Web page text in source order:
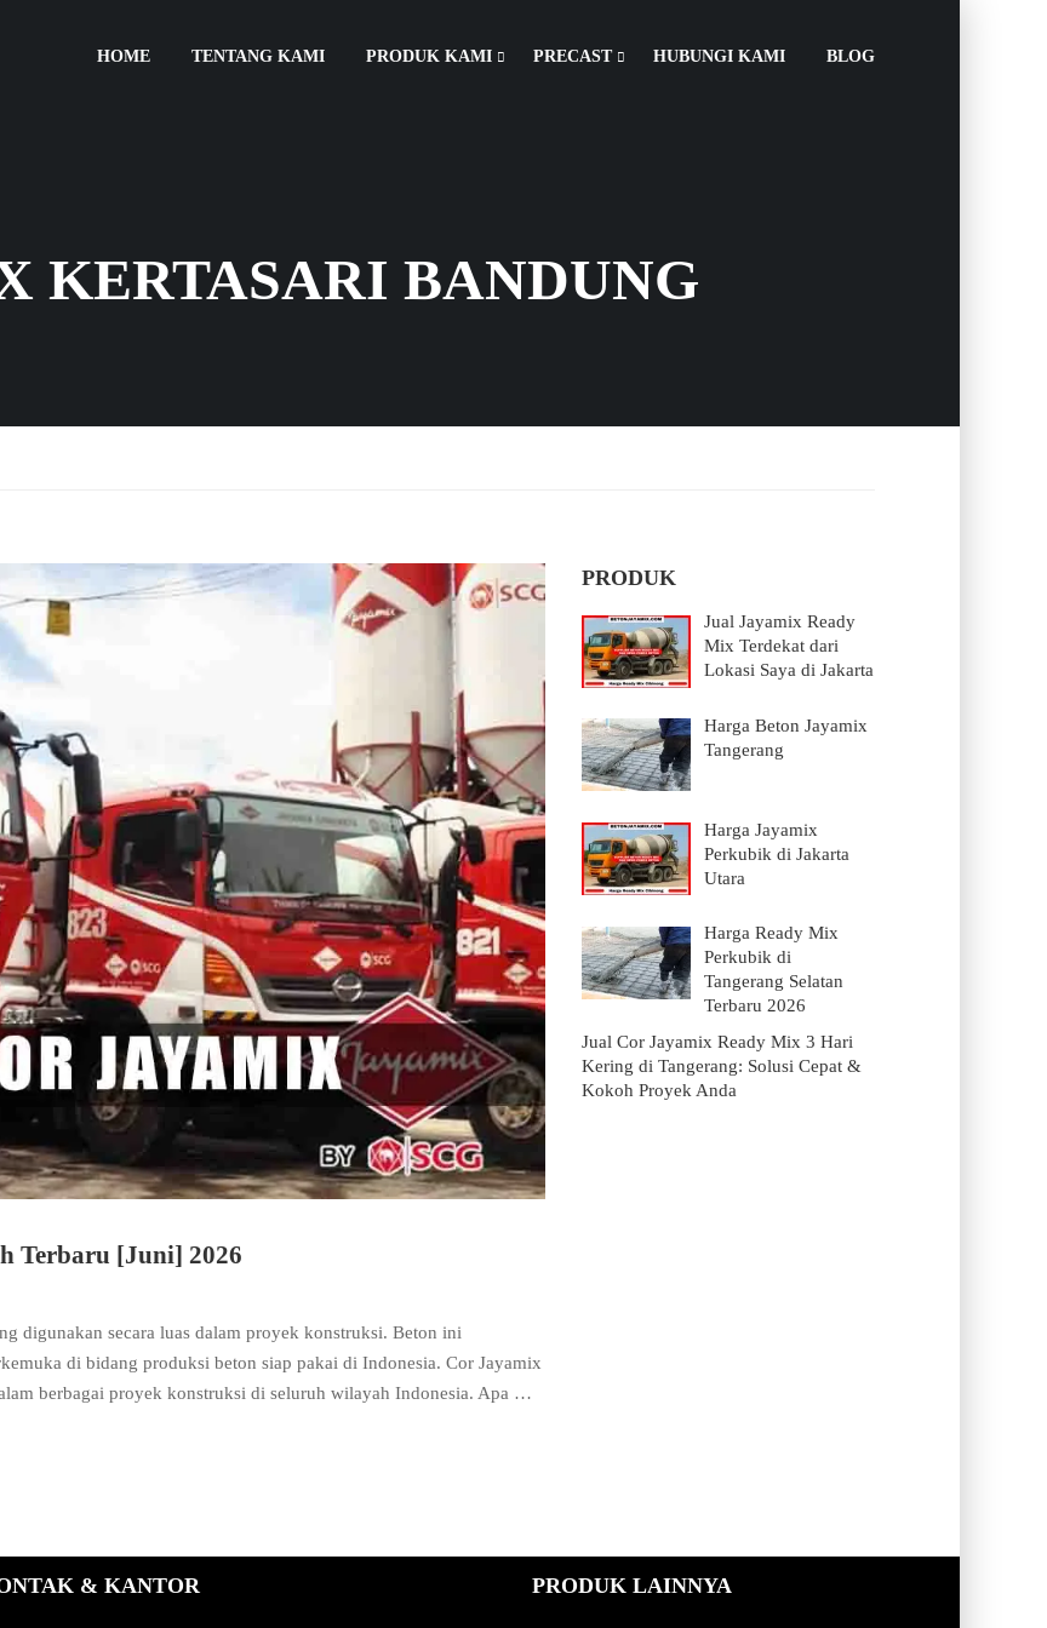
HOME TENTANG KAMI PRODUK KAMI PRECAST HUBUNGI KAMI BLOG
KERTASARI BANDUNG
Terbaru [Juni] 2026
digunakan secara luas dalam proyek konstruksi. Beton ini
di bidang produksi beton siap pakai di Indonesia. Cor Jayamix
berbagai proyek konstruksi di seluruh wilayah Indonesia. Apa …
PRODUK
Jual Jayamix Ready
Mix Terdekat dari
Lokasi Saya di Jakarta
Harga Beton Jayamix
Tangerang
Harga Jayamix
Perkubik di Jakarta
Utara
Harga Ready Mix
Perkubik di
Tangerang Selatan
Terbaru 2026
Jual Cor Jayamix Ready Mix 3 Hari
Kering di Tangerang: Solusi Cepat &
Kokoh Proyek Anda
& KANTOR PRODUK LAINNYA